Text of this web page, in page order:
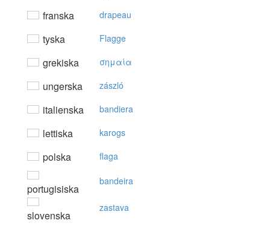
franska drapeau
tyska Flagge
grekiska σημαία
ungerska zászló
italienska bandiera
lettiska karogs
polska flaga
portugisiska
bandeira
slovenska
zastava